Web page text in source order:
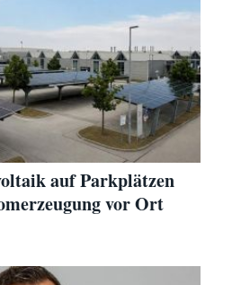
auf Parkplätzen
vor Ort